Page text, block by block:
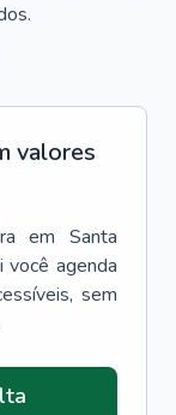
valores
em Santa
agenda
sem